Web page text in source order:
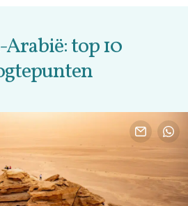
Arabië: top 10